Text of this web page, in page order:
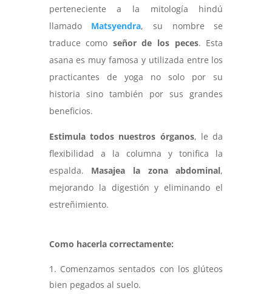
perteneciente a la mitología hindú
llamado Matsyendra, su nombre se
traduce como señor de los peces. Esta
asana es muy famosa y utilizada entre los
practicantes de yoga no solo por su
historia sino también por sus grandes
beneficios.
Estimula todos nuestros órganos, le da
flexibilidad a la columna y tonifica la
espalda. Masajea la zona abdominal,
mejorando la digestión y eliminando el
estreñimiento.
Como hacerla correctamente:
Comenzamos sentados con los glúteos
bien pegados al suelo.